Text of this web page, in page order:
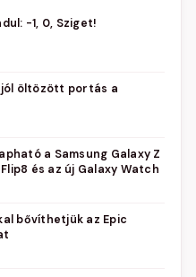
-1, 0, Sziget!
jól öltözött portás a
a Samsung Galaxy Z
és az új Galaxy Watch
bővíthetjük az Epic